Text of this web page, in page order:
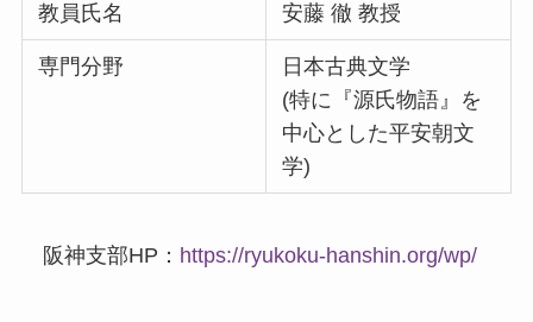
教員氏名 安藤 徹 教授
専門分野
日本古典文学
(特に『源氏物語』を
中心とした平安朝文
学)
阪神支部HP： https://ryukoku-hanshin.org/wp/